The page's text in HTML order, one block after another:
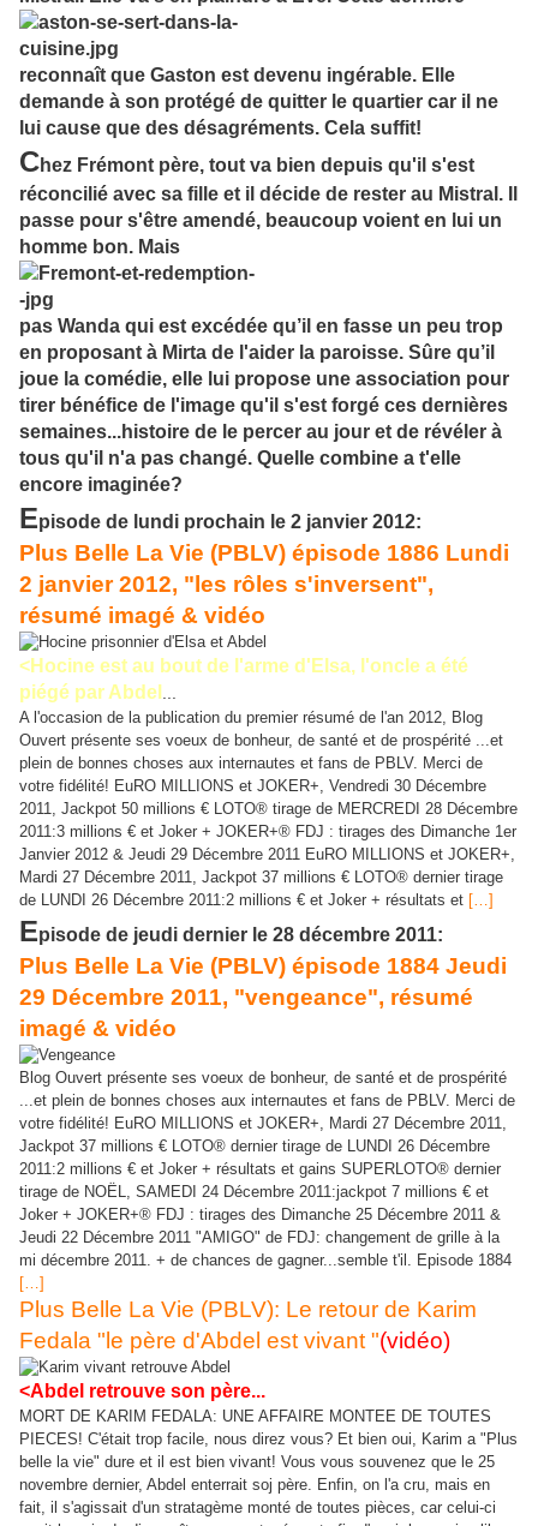
reconnaît que Gaston est devenu ingérable. Elle
demande à son protégé de quitter le quartier car il ne
lui cause que des désagréments. Cela suffit!
Chez Frémont père, tout va bien depuis qu'il s'est
réconcilié avec sa fille et il décide de rester au Mistral. Il
passe pour s'être amendé, beaucoup voient en lui un
homme bon. Mais
pas Wanda qui est excédée qu’il en fasse un peu trop
en proposant à Mirta de l'aider la paroisse. Sûre qu’il
joue la comédie, elle lui propose une association pour
tirer bénéfice de l'image qu'il s'est forgé ces dernières
semaines...histoire de le percer au jour et de révéler à
tous qu'il n'a pas changé. Quelle combine a t'elle
encore imaginée?
Episode de lundi prochain le 2 janvier 2012:
Plus Belle La Vie (PBLV) épisode 1886 Lundi
2 janvier 2012, "les rôles s'inversent",
résumé imagé & vidéo
<Hocine est au bout de l'arme d'Elsa, l'oncle a été
piégé par Abdel
A l'occasion de la publication du premier résumé de l'an 2012, Blog
Ouvert présente ses voeux de bonheur, de santé et de prospérité ...et
plein de bonnes choses aux internautes et fans de PBLV. Merci de
votre fidélité! EuRO MILLIONS et JOKER+, Vendredi 30 Décembre
2011, Jackpot 50 millions € LOTO® tirage de MERCREDI 28 Décembre
2011:3 millions € et Joker + JOKER+® FDJ : tirages des Dimanche 1er
Janvier 2012 & Jeudi 29 Décembre 2011 EuRO MILLIONS et JOKER+,
Mardi 27 Décembre 2011, Jackpot 37 millions € LOTO® dernier tirage
de LUNDI 26 Décembre 2011:2 millions € et Joker + résultats et […]
Episode de jeudi dernier le 28 décembre 2011:
Plus Belle La Vie (PBLV) épisode 1884 Jeudi
29 Décembre 2011, "vengeance", résumé
imagé & vidéo
Blog Ouvert présente ses voeux de bonheur, de santé et de prospérité
...et plein de bonnes choses aux internautes et fans de PBLV. Merci de
votre fidélité! EuRO MILLIONS et JOKER+, Mardi 27 Décembre 2011,
Jackpot 37 millions € LOTO® dernier tirage de LUNDI 26 Décembre
2011:2 millions € et Joker + résultats et gains SUPERLOTO® dernier
tirage de NOËL, SAMEDI 24 Décembre 2011:jackpot 7 millions € et
Joker + JOKER+® FDJ : tirages des Dimanche 25 Décembre 2011 &
Jeudi 22 Décembre 2011 "AMIGO" de FDJ: changement de grille à la
mi décembre 2011. + de chances de gagner...semble t'il. Episode 1884
[…]
Plus Belle La Vie (PBLV): Le retour de Karim
Fedala "le père d'Abdel est vivant "(vidéo)
<Abdel retrouve son père...
MORT DE KARIM FEDALA: UNE AFFAIRE MONTEE DE TOUTES
PIECES! C'était trop facile, nous direz vous? Et bien oui, Karim a "Plus
belle la vie" dure et il est bien vivant! Vous vous souvenez que le 25
novembre dernier, Abdel enterrait soj père. Enfin, on l'a cru, mais en
fait, il s'agissait d'un stratagème monté de toutes pièces, car celui-ci